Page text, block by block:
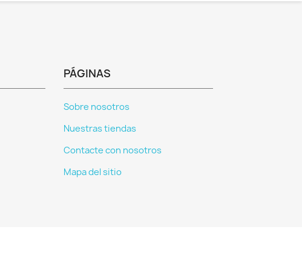
PÁGINAS
Sobre nosotros
Nuestras tiendas
Contacte con nosotros
Mapa del sitio